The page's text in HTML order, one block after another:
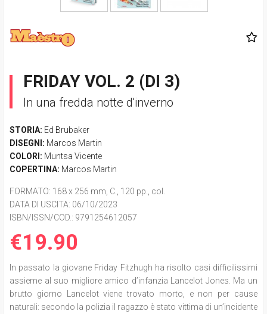
FRIDAY VOL. 2 (DI 3)
In una fredda notte d'inverno
STORIA: Ed Brubaker
DISEGNI: Marcos Martin
COLORI: Muntsa Vicente
COPERTINA: Marcos Martin
FORMATO: 168 x 256 mm, C., 120 pp., col.
DATA DI USCITA: 06/10/2023
ISBN/ISSN/COD.: 9791254612057
€19.90
In passato la giovane Friday Fitzhugh ha risolto casi difficilissimi
assieme al suo migliore amico d’infanzia Lancelot Jones. Ma un
brutto giorno Lancelot viene trovato morto, e non per cause
naturali: secondo la polizia il ragazzo è stato vittima di un’incidente